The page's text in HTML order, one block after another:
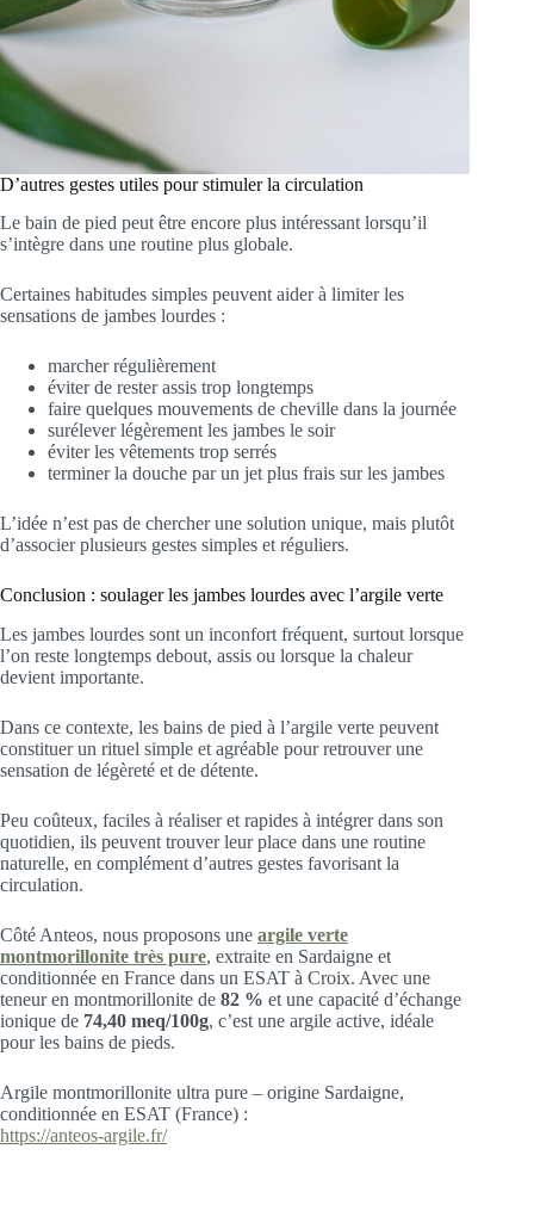
D’autres gestes utiles pour stimuler la circulation
Le bain de pied peut être encore plus intéressant lorsqu’il
s’intègre dans une routine plus globale.
Certaines habitudes simples peuvent aider à limiter les
sensations de jambes lourdes :
marcher régulièrement
éviter de rester assis trop longtemps
faire quelques mouvements de cheville dans la journée
surélever légèrement les jambes le soir
éviter les vêtements trop serrés
terminer la douche par un jet plus frais sur les jambes
L’idée n’est pas de chercher une solution unique, mais plutôt
d’associer plusieurs gestes simples et réguliers.
Conclusion : soulager les jambes lourdes avec l’argile verte
Les jambes lourdes sont un inconfort fréquent, surtout lorsque
l’on reste longtemps debout, assis ou lorsque la chaleur
devient importante.
Dans ce contexte, les bains de pied à l’argile verte peuvent
constituer un rituel simple et agréable pour retrouver une
sensation de légèreté et de détente.
Peu coûteux, faciles à réaliser et rapides à intégrer dans son
quotidien, ils peuvent trouver leur place dans une routine
naturelle, en complément d’autres gestes favorisant la
circulation.
Côté Anteos, nous proposons une argile verte
montmorillonite très pure, extraite en Sardaigne et
conditionnée en France dans un ESAT à Croix. Avec une
teneur en montmorillonite de 82 % et une capacité d’échange
ionique de 74,40 meq/100g, c’est une argile active, idéale
pour les bains de pieds.
Argile montmorillonite ultra pure – origine Sardaigne,
conditionnée en ESAT (France) :
https://anteos-argile.fr/